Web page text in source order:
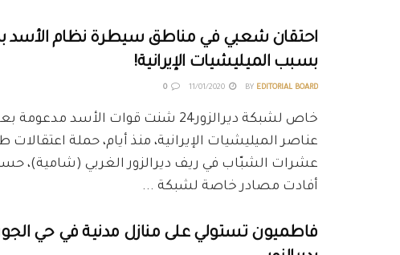
احتقان شعبي في مناطق سيطرة نظام الأسد
بسبب الميليشيات الإيرانية!
BY EDITORIAL BOARD
0
خاص لشبكة ديرالزور24 شنت قوات الأسد
عناصر الميليشيات الإيرانية، منذ أيام، حملة اعتقالات
عشرات الشبّاب في ريف ديرالزور الغربي (شامية)،
أفادت مصادر خاصة لشبكة ...
فاطميون تستولي على منازل مدنية في حي